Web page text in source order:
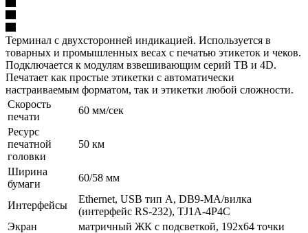
Терминал с двухсторонней индикацией. Используется в
товарных и промышленных весах с печатью этикеток и чеков.
Подключается к модулям взвешивающим серий TB и 4D.
Печатает как простые этикетки с автоматически
настраиваемым форматом, так и этикетки любой сложности.
Скорость
печати
60 мм/сек
Ресурс
печатной
головки
50 км
Ширина
бумаги
60/58 мм
Интерфейсы
Ethernet, USB тип А, DB9-MА/вилка
(интерфейс RS-232), TJ1A-4P4C
Экран
матричный ЖК с подсветкой, 192х64 точки